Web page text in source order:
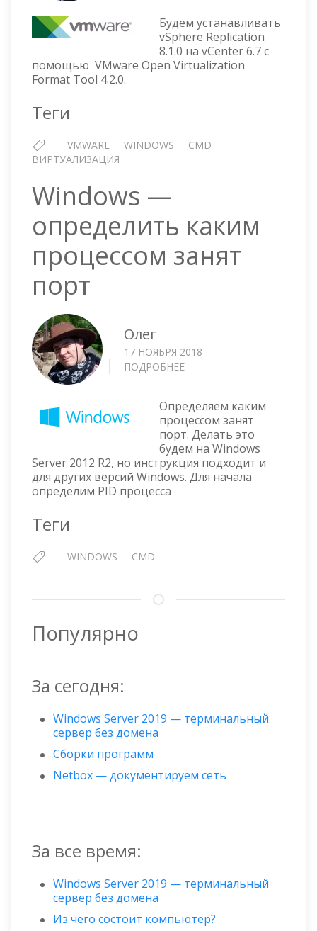
REPLICATION
8.1.0
НА
VCENTER
TOOL
Будем устанавливать
vSphere Replication
8.1.0 на vCenter 6.7 с
помощью VMware Open Virtualization
Format Tool 4.2.0.
Теги
VMWARE WINDOWS
CMD
ВИРТУАЛИЗАЦИЯ
Windows —
определить каким
процессом занят
порт
Олег
17 НОЯБРЯ 2018
ПОДРОБНЕЕ
ОПРЕДЕЛИТЬ
КАКИМ
ПРОЦЕССОМ
ЗАНЯТ
ПОРТ
Определяем каким
процессом занят
порт. Делать это
будем на Windows
Server 2012 R2, но инструкция подходит и
для других версий Windows. Для начала
определим PID процесса
Теги
WINDOWS CMD
Популярно
За сегодня:
Windows Server 2019 — терминальный
сервер без домена
Сборки программ
Netbox — документируем сеть
За все время:
Windows Server 2019 — терминальный
сервер без домена
Из чего состоит компьютер?